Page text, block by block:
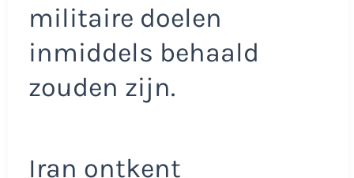
militaire doelen
inmiddels behaald
zouden zijn.
Iran ontkent